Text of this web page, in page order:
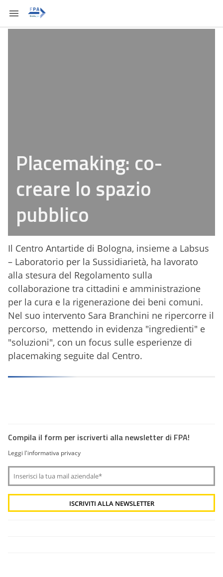
Placemaking: co-
creare lo spazio
pubblico
Il Centro Antartide di Bologna, insieme a Labsus
– Laboratorio per la Sussidiarietà, ha lavorato
alla stesura del Regolamento sulla
collaborazione tra cittadini e amministrazione
per la cura e la rigenerazione dei beni comuni.
Nel suo intervento Sara Branchini ne ripercorre il
percorso, mettendo in evidenza "ingredienti" e
"soluzioni", con un focus sulle esperienze di
placemaking seguite dal Centro.
Compila il form per iscriverti alla newsletter di FPA!
Leggi l'informativa privacy